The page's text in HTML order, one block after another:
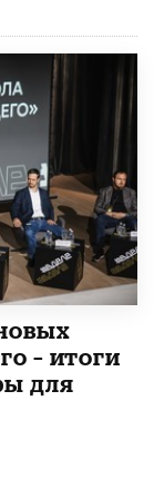
– итоги
для